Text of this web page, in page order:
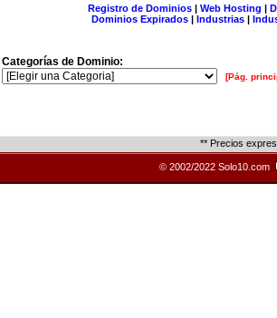
Registro de Dominios| Web Hosting |
Dominios Expirados | Industrias |
Categorías de Dominio:
[Pág.
** Precios
© 2002/2022 Solo10.com